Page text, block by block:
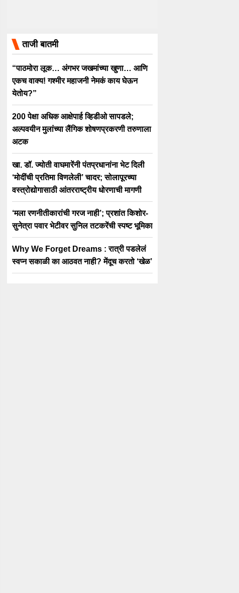
ताजी बातमी
“पाठमोरा लूक… अंगभर जखमांच्या खुणा… आणि
एकच वाक्य! गश्मीर महाजनी नेमकं काय घेऊन
येतोय?”
200 पेक्षा अधिक आक्षेपार्ह व्हिडीओ सापडले;
अल्पवयीन मुलांच्या लैंगिक शोषणप्रकरणी तरुणाला
अटक
खा. डॉ. ज्योती वाघमारेंनी पंतप्रधानांना भेट दिली
‘मोदींची प्रतिमा विणलेली’ चादर; सोलापूरच्या
वस्त्रोद्योगासाठी आंतरराष्ट्रीय धोरणाची मागणी
‘मला रणनीतीकारांची गरज नाही’; प्रशांत किशोर-
सुनेत्रा पवार भेटीवर सुनिल तटकरेंची स्पष्ट भूमिका
Why We Forget Dreams : रात्री पडलेलं
स्वप्न सकाळी का आठवत नाही? मेंदूच करतो ‘खेळ’